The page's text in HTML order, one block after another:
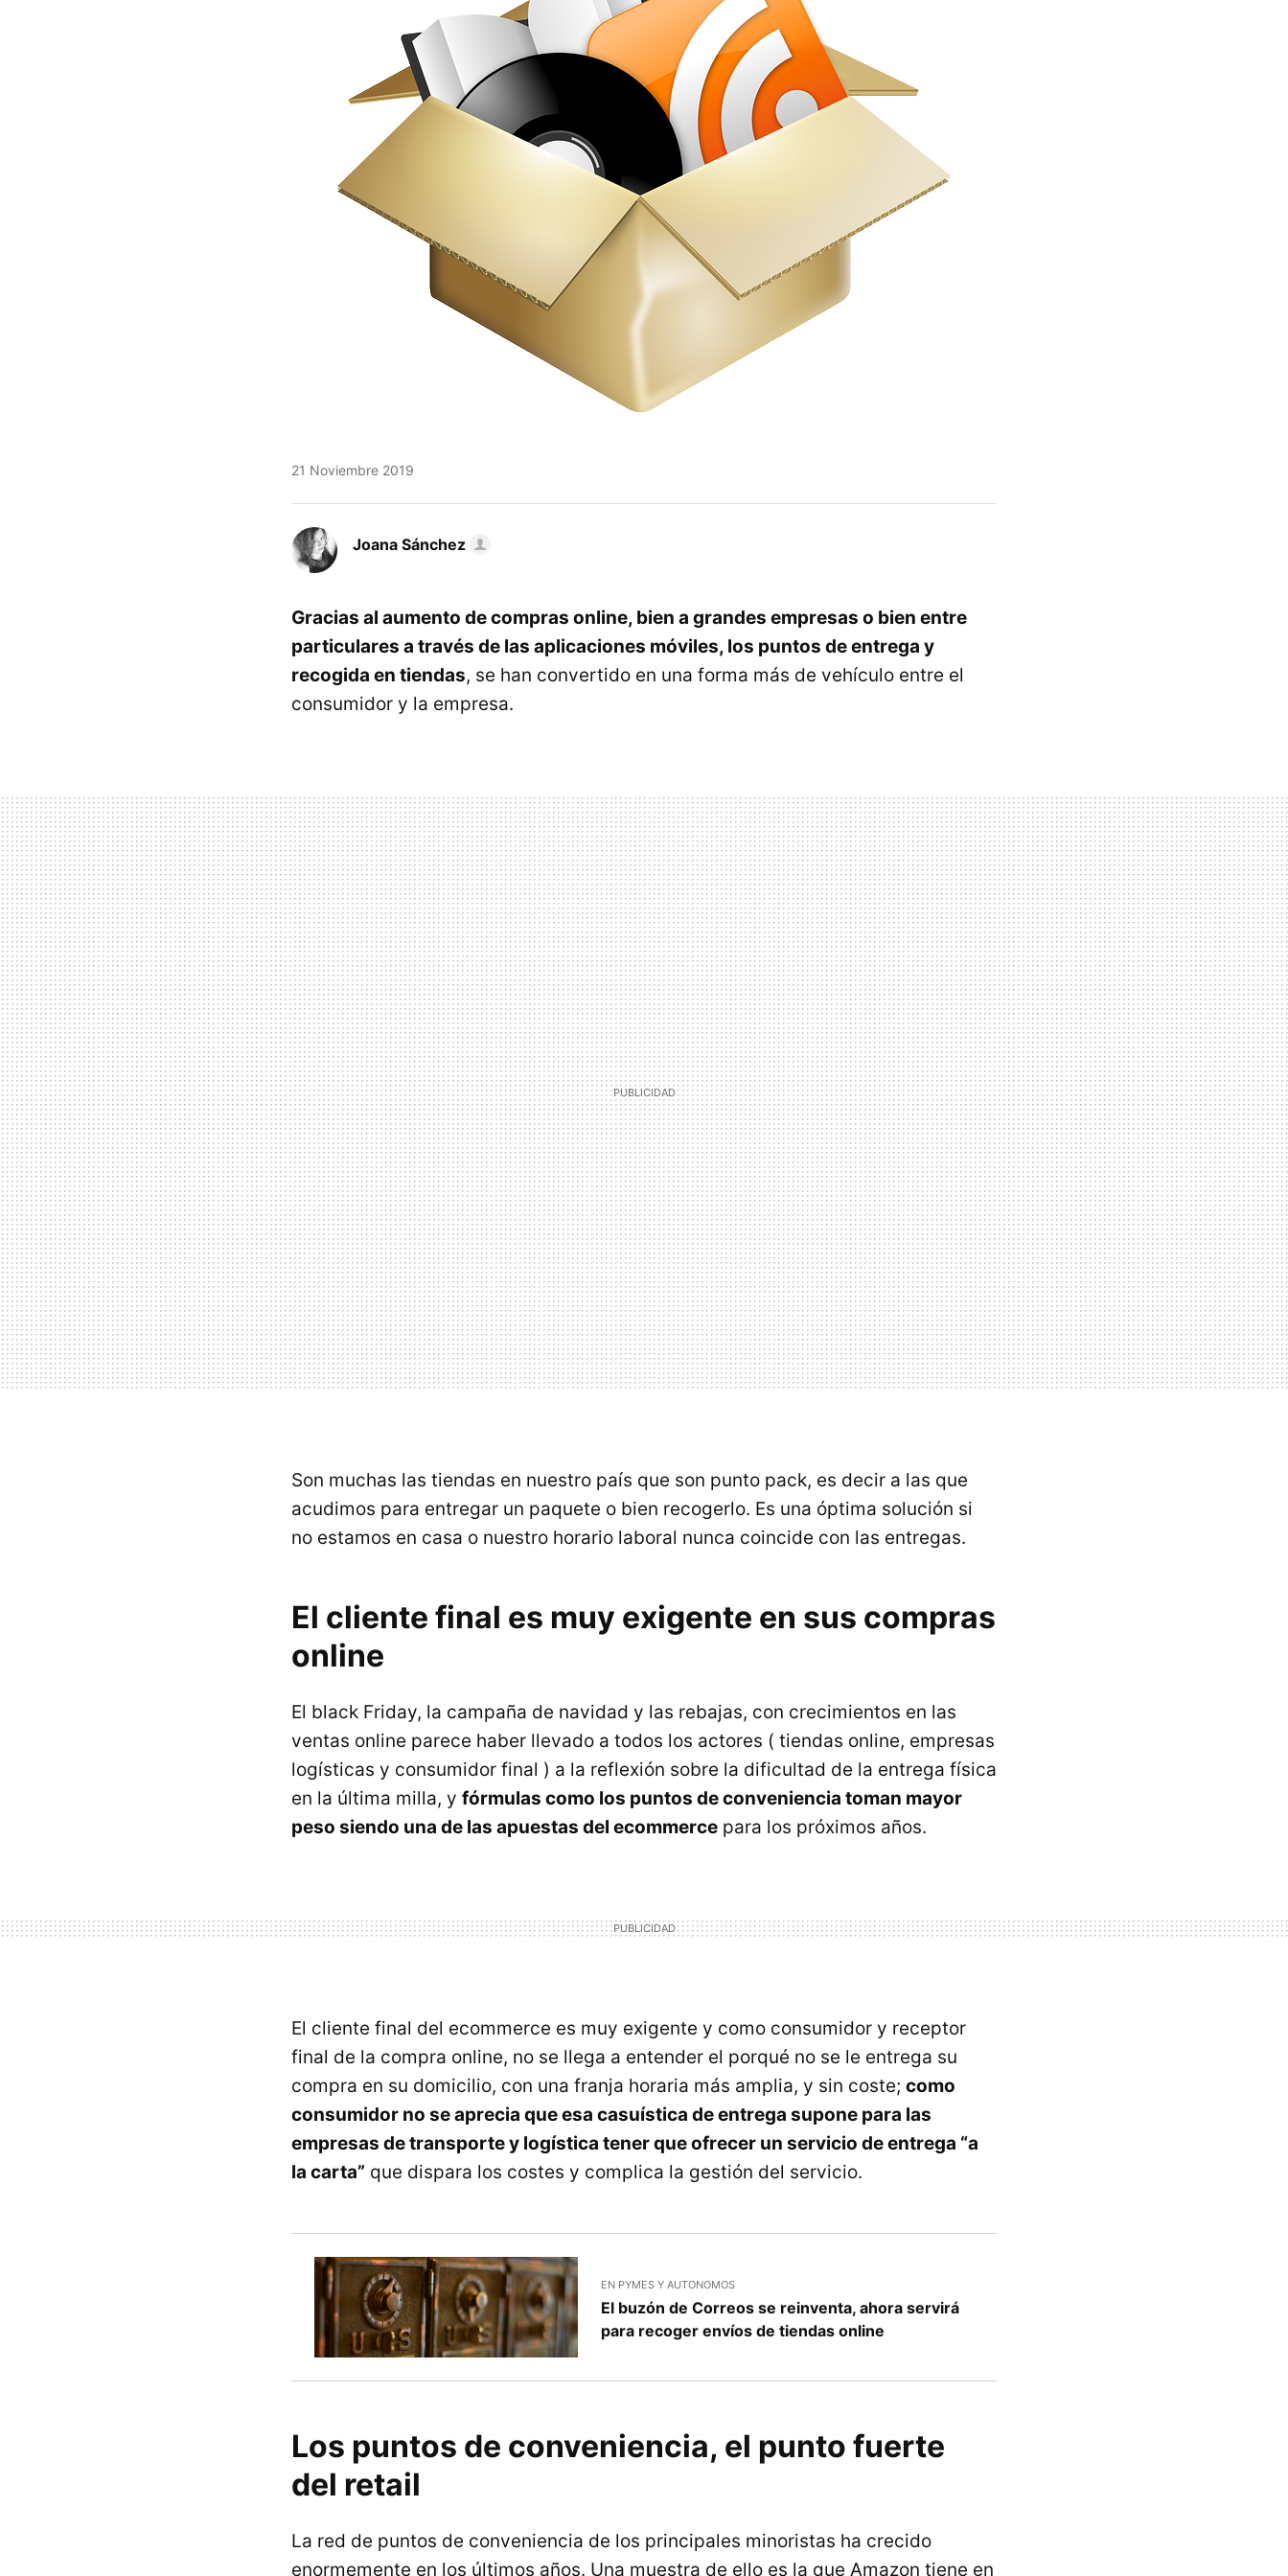
21 Noviembre 2019
Joana Sánchez
Gracias al aumento de compras online, bien a grandes empresas o bien entre
particulares a través de las aplicaciones móviles, los puntos de entrega y
recogida en tiendas, se han convertido en una forma más de vehículo entre el
consumidor y la empresa.
Son muchas las tiendas en nuestro país que son punto pack, es decir a las que
acudimos para entregar un paquete o bien recogerlo. Es una óptima solución si
no estamos en casa o nuestro horario laboral nunca coincide con las entregas.
El cliente final es muy exigente en sus compras
online
El black Friday, la campaña de navidad y las rebajas, con crecimientos en las
ventas online parece haber llevado a todos los actores ( tiendas online, empresas
logísticas y consumidor final ) a la reflexión sobre la dificultad de la entrega física
en la última milla, y fórmulas como los puntos de conveniencia toman mayor
peso siendo una de las apuestas del ecommerce para los próximos años.
El cliente final del ecommerce es muy exigente y como consumidor y receptor
final de la compra online, no se llega a entender el porqué no se le entrega su
compra en su domicilio, con una franja horaria más amplia, y sin coste; como
consumidor no se aprecia que esa casuística de entrega supone para las
empresas de transporte y logística tener que ofrecer un servicio de entrega “a
la carta” que dispara los costes y complica la gestión del servicio.
EN PYMES Y AUTONOMOS
El buzón de Correos se reinventa, ahora servirá
para recoger envíos de tiendas online
Los puntos de conveniencia, el punto fuerte
del retail
La red de puntos de conveniencia de los principales minoristas ha crecido
enormemente en los últimos años. Una muestra de ello es la que Amazon tiene en